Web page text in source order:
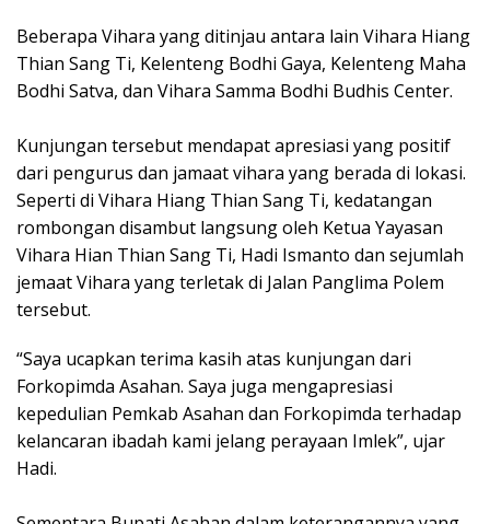
Beberapa Vihara yang ditinjau antara lain Vihara Hiang
Thian Sang Ti, Kelenteng Bodhi Gaya, Kelenteng Maha
Bodhi Satva, dan Vihara Samma Bodhi Budhis Center.
Kunjungan tersebut mendapat apresiasi yang positif
dari pengurus dan jamaat vihara yang berada di lokasi.
Seperti di Vihara Hiang Thian Sang Ti, kedatangan
rombongan disambut langsung oleh Ketua Yayasan
Vihara Hian Thian Sang Ti, Hadi Ismanto dan sejumlah
jemaat Vihara yang terletak di Jalan Panglima Polem
tersebut.
“Saya ucapkan terima kasih atas kunjungan dari
Forkopimda Asahan. Saya juga mengapresiasi
kepedulian Pemkab Asahan dan Forkopimda terhadap
kelancaran ibadah kami jelang perayaan Imlek”, ujar
Hadi.